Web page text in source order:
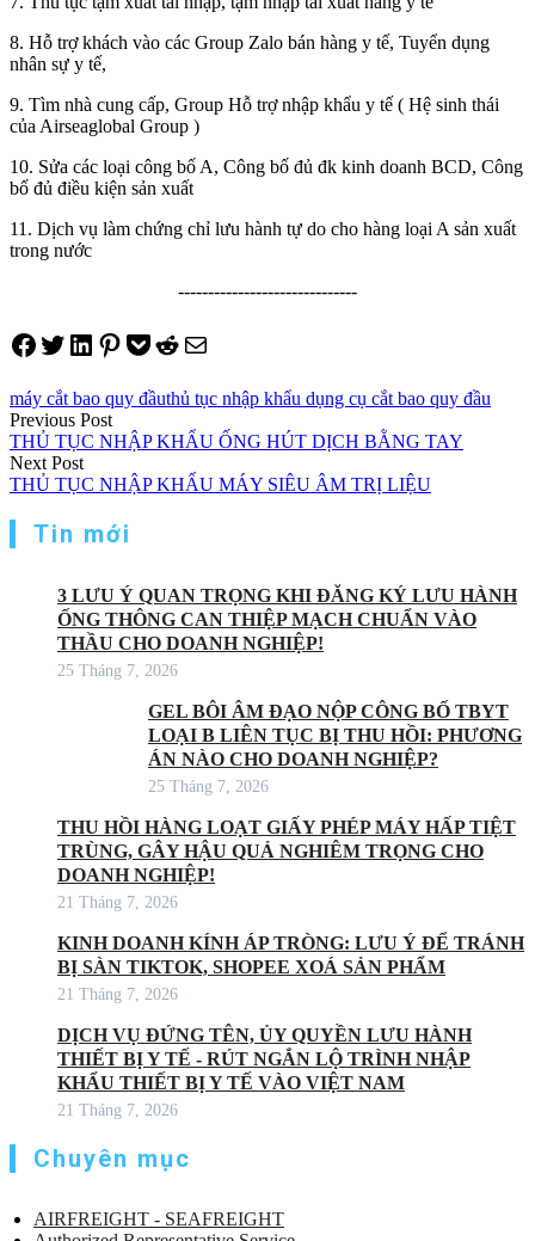
8. Hỗ trợ khách vào các Group Zalo bán hàng y tế, Tuyển dụng
nhân sự y tế,
9. Tìm nhà cung cấp, Group Hỗ trợ nhập khẩu y tế ( Hệ sinh thái
của Airseaglobal Group )
10. Sửa các loại công bố A, Công bố đủ đk kinh doanh BCD, Công
bố đủ điều kiện sản xuất
11. Dịch vụ làm chứng chỉ lưu hành tự do cho hàng loại A sản xuất
trong nước
------------------------------
Share on Facebook
Tweet on Twitter
Share on LinkedIn
Pin on Pinterest
Save to pocket
Share on Reddit
Share via Email
máy cắt bao quy đầuthủ tục nhập khẩu dụng cụ cắt bao quy đầu
Điều
hướng
bài
viết
Previous Post
THỦ TỤC NHẬP KHẨU ỐNG HÚT DỊCH BẰNG TAY
Next Post
THỦ TỤC NHẬP KHẨU MÁY SIÊU ÂM TRỊ LIỆU
Tin mới
3 LƯU Ý QUAN TRỌNG KHI ĐĂNG KÝ LƯU HÀNH
ỐNG THÔNG CAN THIỆP MẠCH CHUẨN VÀO
THẦU CHO DOANH NGHIỆP!
25 Tháng 7, 2026
GEL BÔI ÂM ĐẠO NỘP CÔNG BỐ TBYT
LOẠI B LIÊN TỤC BỊ THU HỒI: PHƯƠNG
ÁN NÀO CHO DOANH NGHIỆP?
25 Tháng 7, 2026
THU HỒI HÀNG LOẠT GIẤY PHÉP MÁY HẤP TIỆT
TRÙNG, GÂY HẬU QUẢ NGHIÊM TRỌNG CHO
DOANH NGHIỆP!
21 Tháng 7, 2026
KINH DOANH KÍNH ÁP TRÒNG: LƯU Ý ĐỂ TRÁNH
BỊ SÀN TIKTOK, SHOPEE XOÁ SẢN PHẨM
21 Tháng 7, 2026
DỊCH VỤ ĐỨNG TÊN, ỦY QUYỀN LƯU HÀNH
THIẾT BỊ Y TẾ - RÚT NGẮN LỘ TRÌNH NHẬP
KHẨU THIẾT BỊ Y TẾ VÀO VIỆT NAM
21 Tháng 7, 2026
Chuyên mục
AIRFREIGHT - SEAFREIGHT